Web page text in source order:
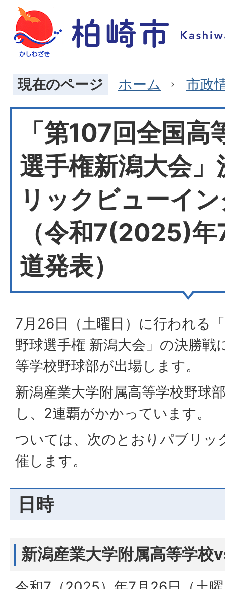
現在のページ ホーム 市政
「第107回全国高
選手権新潟大会
リックビューイ
（令和7(2025)
道発表）
7月26日（土曜日）に行われる
野球選手権 新潟大会」の決勝戦
等学校野球部が出場します。
新潟産業大学附属高等学校野球
し、2連覇がかかっています。
ついては、次のとおりパブリッ
催します。
日時
新潟産業大学附属高等学校